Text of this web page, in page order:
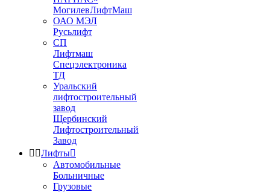
МогилевЛифтМаш
ОАО МЭЛ
Русьлифт
СП
Лифтмаш
Спецэлектроника
ТД
Уральский
лифтостроительный
завод
Щербинский
Лифтостроительный
Завод
 Лифты
Автомобильные
Больничные
Грузовые